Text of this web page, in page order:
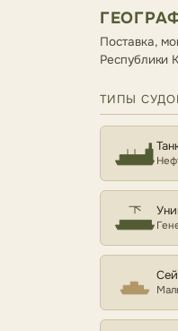
Поставка,
Республики
ТИПЫ